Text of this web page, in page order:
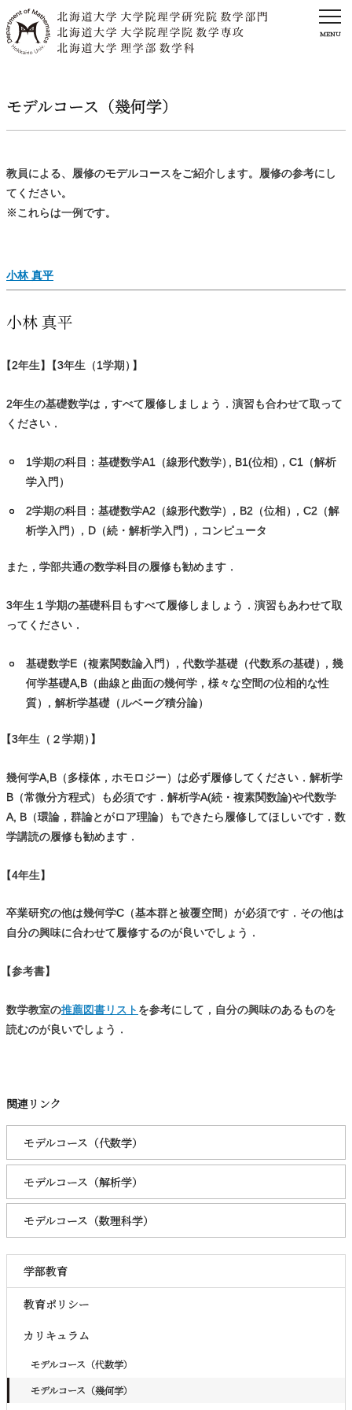
MENU
学部教育
教育ポリシー
カリキュラム
モデルコース（代数学）
モデルコース（幾何学）
モデルコース （幾何学）
教員による、履修のモデルコースをご紹介します。履修の参考にし
てください。
※これらは一例です。
小林 真平
小林真平
【2年⽣】 【3年生（1学期） 】
2年生の基礎数学は，すべて履修しましょう．演習も合わせて取って
ください．
1学期の科目：基礎数学A1（線形代数学） , B1(位相)，C1（解析
学入門）
2学期の科目：基礎数学A2（線形代数学） ，B2（位相） ，C2（解
析学入門 ） ，D（続・解析学入門 ） ，コンピュータ
また，学部共通の数学科目の履修も勧めます．
3年生１学期の基礎科目もすべて履修しましょう．演習もあわせて取
ってください．
基礎数学E（複素関数論入門 ） ，代数学基礎（代数系の基礎） ，幾
何学基礎A,B（曲線と曲⾯の幾何学，様々な空間の位相的な性
質） ，解析学基礎（ルベーグ積分論）
【3年⽣（２学期） 】
幾何学A,B（多様体，ホモロジー）は必ず履修してください．解析学
B（常微分⽅程式）も必須です．解析学A(続・複素関数論)や代数学
A, B（環論，群論とがロア理論）もできたら履修してほしいです．数
学講読の履修も勧めます．
【4年⽣】
卒業研究の他は幾何学C（基本群と被覆空間）が必須です．その他は
自分の興味に合わせて履修するのが良いでしょう．
【参考書】
数学教室の推薦図書リスト を参考にして，自分の興味のあるものを
読むのが良いでしょう．
関連リンク
モデルコース（代数学）
モデルコース（解析学）
モデルコース（数理科学）